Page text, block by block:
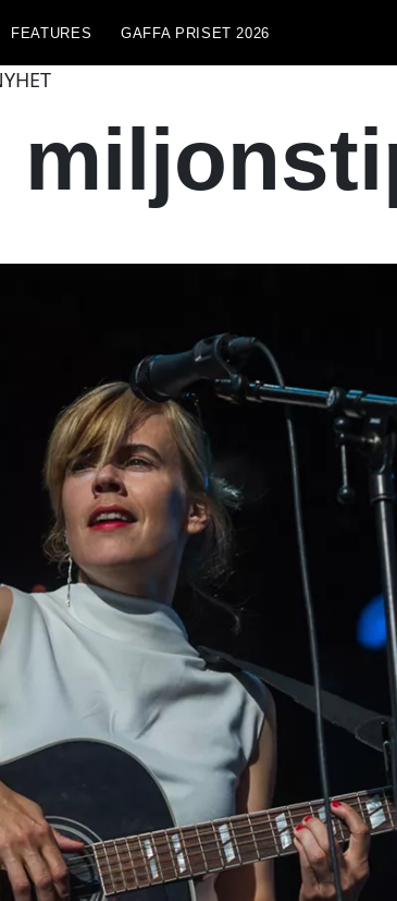
FEATURES GAFFA PRISET 2026